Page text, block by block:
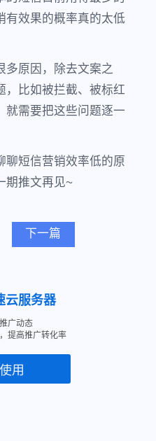
有效果的概率真的太低
多原因，除去文案之
，比如被拦截、被标红
就需要把这些问题逐一
聊短信营销效率低的原
期推文再见~
下一篇
云服务器
广动态
提高推广转化率
用